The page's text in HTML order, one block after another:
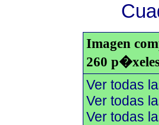
Imagen
260
Ver todas
Ver todas
Ver todas